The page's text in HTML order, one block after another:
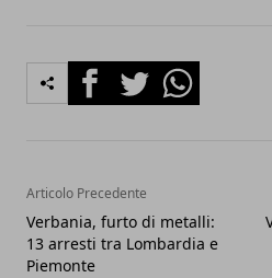
FacebookTwitterWhatsapp
Articolo Precedente
Verbania, furto di metalli:
13 arresti tra Lombardia e
Piemonte